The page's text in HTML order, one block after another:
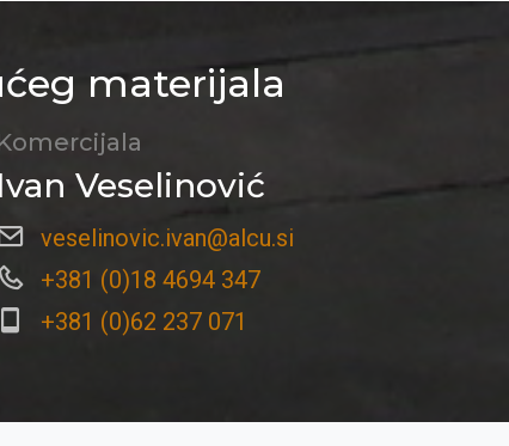
materijala
Ivan Veselinović
veselinovic.ivan@alcu.si
+381 (0)18 4694 347
+381 (0)62 237 071